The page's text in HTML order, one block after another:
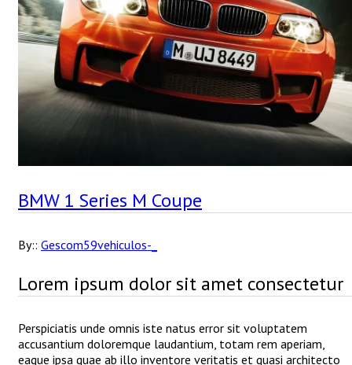
BMW 1 Series M Coupe
By:: Gescom59vehiculos-_
Lorem ipsum dolor sit amet consectetur
Perspiciatis unde omnis iste natus error sit voluptatem
accusantium doloremque laudantium, totam rem aperiam,
eaque ipsa quae ab illo inventore veritatis et quasi architecto